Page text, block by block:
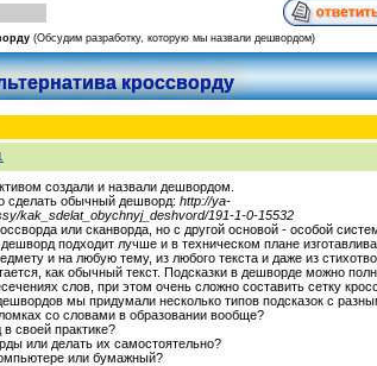
(Обсудим разработку, которую мы назвали дешвордом)
кроссворду
создали и назвали дешвордом.
сделать обычный дешворд: http://ya-
kak_sdelat_obychnyj_deshvord/191-1-0-15532
или сканворда, но с другой основой - особой
подходит лучше и в техническом плане
и на любую тему, из любого текста и даже из
как обычный текст. Подсказки в дешворде можно
слов, при этом очень сложно составить сетку
мы придумали несколько типов подсказок с
со словами в образовании вообще?
своей практике?
или делать их самостоятельно?
или бумажный?